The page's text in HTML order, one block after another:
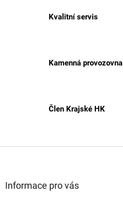
Kvalitní servis
Kamenná provozovna
Člen Krajské HK
Informace pro vás